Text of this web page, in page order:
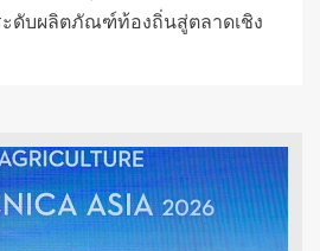
ะดับผลิตภัณฑ์ท้องถิ่นสู่ตลาดเชิง